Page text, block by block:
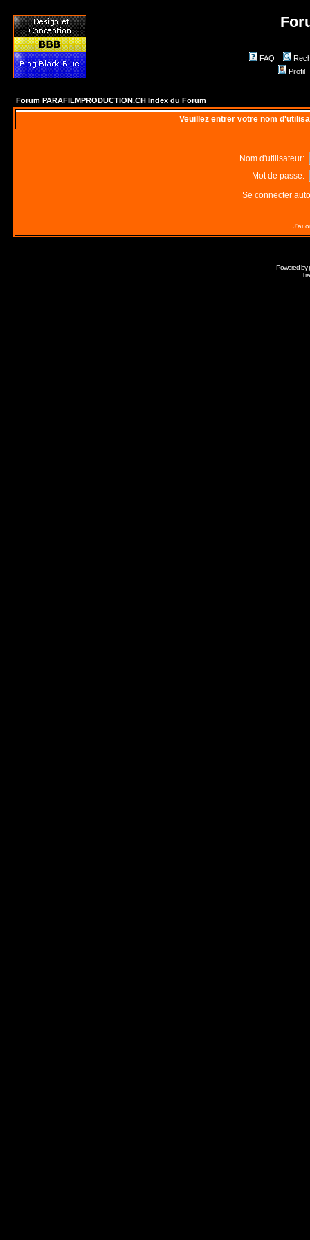
FAQ
Profil
Forum PARAFILMPRODUCTION.CH Index du Forum
Veuillez entrer votre nom
Nom d'utilisateur:
Mot de passe:
Se connecter
J'ai
Powered by